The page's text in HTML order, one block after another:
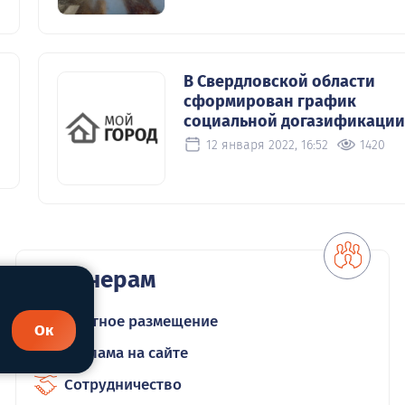
В Свердловской области
сформирован график
социальной догазификации
12 января 2022, 16:52 1420
Партнерам
Платное размещение
Реклама на сайте
Сотрудничество
Ок